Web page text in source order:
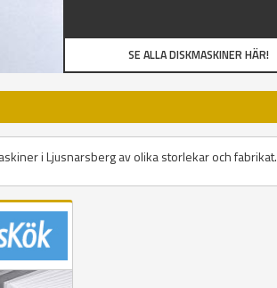
SE ALLA DISKMASKINER HÄR!
i Ljusnarsberg av olika storlekar och fabrikat.